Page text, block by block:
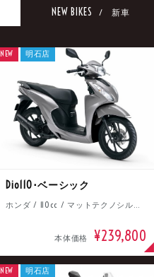
NEW BIKES / 新車
Dio110･ベーシック
ホンダ / 110cc / マットテクノシルバーメタリック
本体価格 ¥239,800
NEW 明石店
NEW 明石店